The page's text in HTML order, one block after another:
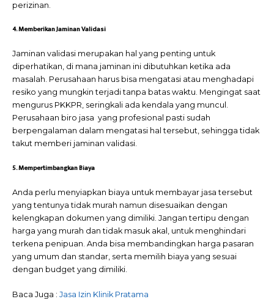
perizinan.
4. Memberikan Jaminan Validasi
Jaminan validasi merupakan hal yang penting untuk
diperhatikan, di mana jaminan ini dibutuhkan ketika ada
masalah. Perusahaan harus bisa mengatasi atau menghadapi
resiko yang mungkin terjadi tanpa batas waktu. Mengingat saat
mengurus PKKPR, seringkali ada kendala yang muncul.
Perusahaan biro jasa yang profesional pasti sudah
berpengalaman dalam mengatasi hal tersebut, sehingga tidak
takut memberi jaminan validasi.
5. Mempertimbangkan Biaya
Anda perlu menyiapkan biaya untuk membayar jasa tersebut
yang tentunya tidak murah namun disesuaikan dengan
kelengkapan dokumen yang dimiliki. Jangan tertipu dengan
harga yang murah dan tidak masuk akal, untuk menghindari
terkena penipuan. Anda bisa membandingkan harga pasaran
yang umum dan standar, serta memilih biaya yang sesuai
dengan budget yang dimiliki.
Baca Juga : Jasa Izin Klinik Pratama